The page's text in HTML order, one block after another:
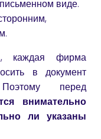
виде.
каждая фирма
в документ
перед
внимательно
ли указаны